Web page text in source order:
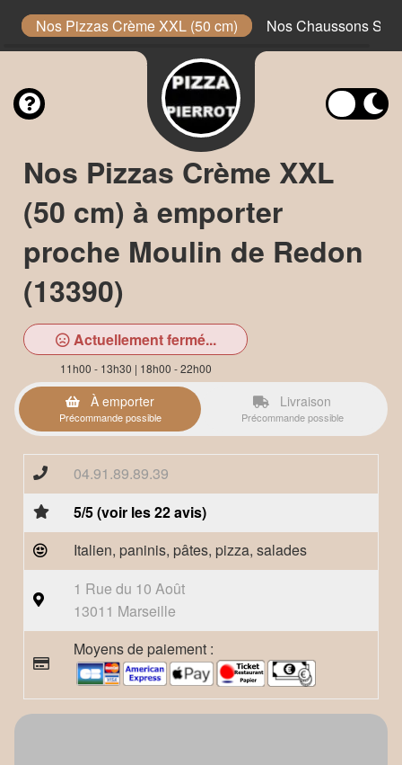
Nos Pizzas Crème XXL (50 cm) Nos Chaussons
Nos Pizzas Crème XXL
(50 cm) à emporter
proche Moulin de Redon
(13390)
Actuellement fermé...
11h00 - 13h30 | 18h00 - 22h00
À emporter
Précommande possible
Livraison
Précommande possible
04.91.89.89.39
5/5 (voir les 22 avis)
Italien, paninis, pâtes, pizza, salades
1 Rue du 10 Août
13011 Marseille
Moyens de paiement :